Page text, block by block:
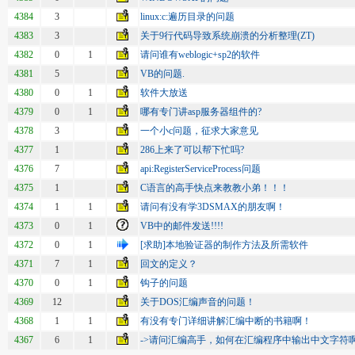
4384
3
linux:c:遍历目录的问题
4383
3
关于9行代码导致系统崩溃的分析整理(ZT)
4382
0 1
请问谁有weblogic+sp2的软件
4381
5
VB的问题.
4380
0 1
软件大放送
4379
0 1
哪有专门讲asp服务器组件的?
4378
3
一个小c问题，征求大家意见
4377
1
286上来了可以帮下忙吗?
4376
7
api:RegisterServiceProcess问题
4375
1
C语言的高手快点来教教小弟！！！
4374
1 1
请问有没有学3DSMAX的朋友啊！
4373
0 1
VB中的邮件发送!!!!
4372
0 1
[求助]本地验证器的制作方法及所需软件
4371
7 1
回文的定义？
4370
0 1
钩子的问题
4369
12
关于DOS汇编声音的问题！
4368
1 1
有没有专门详细讲解汇编中断的书籍啊！
4367
6 1 ->请问汇编高手，如何在汇编程序中输出中文字符